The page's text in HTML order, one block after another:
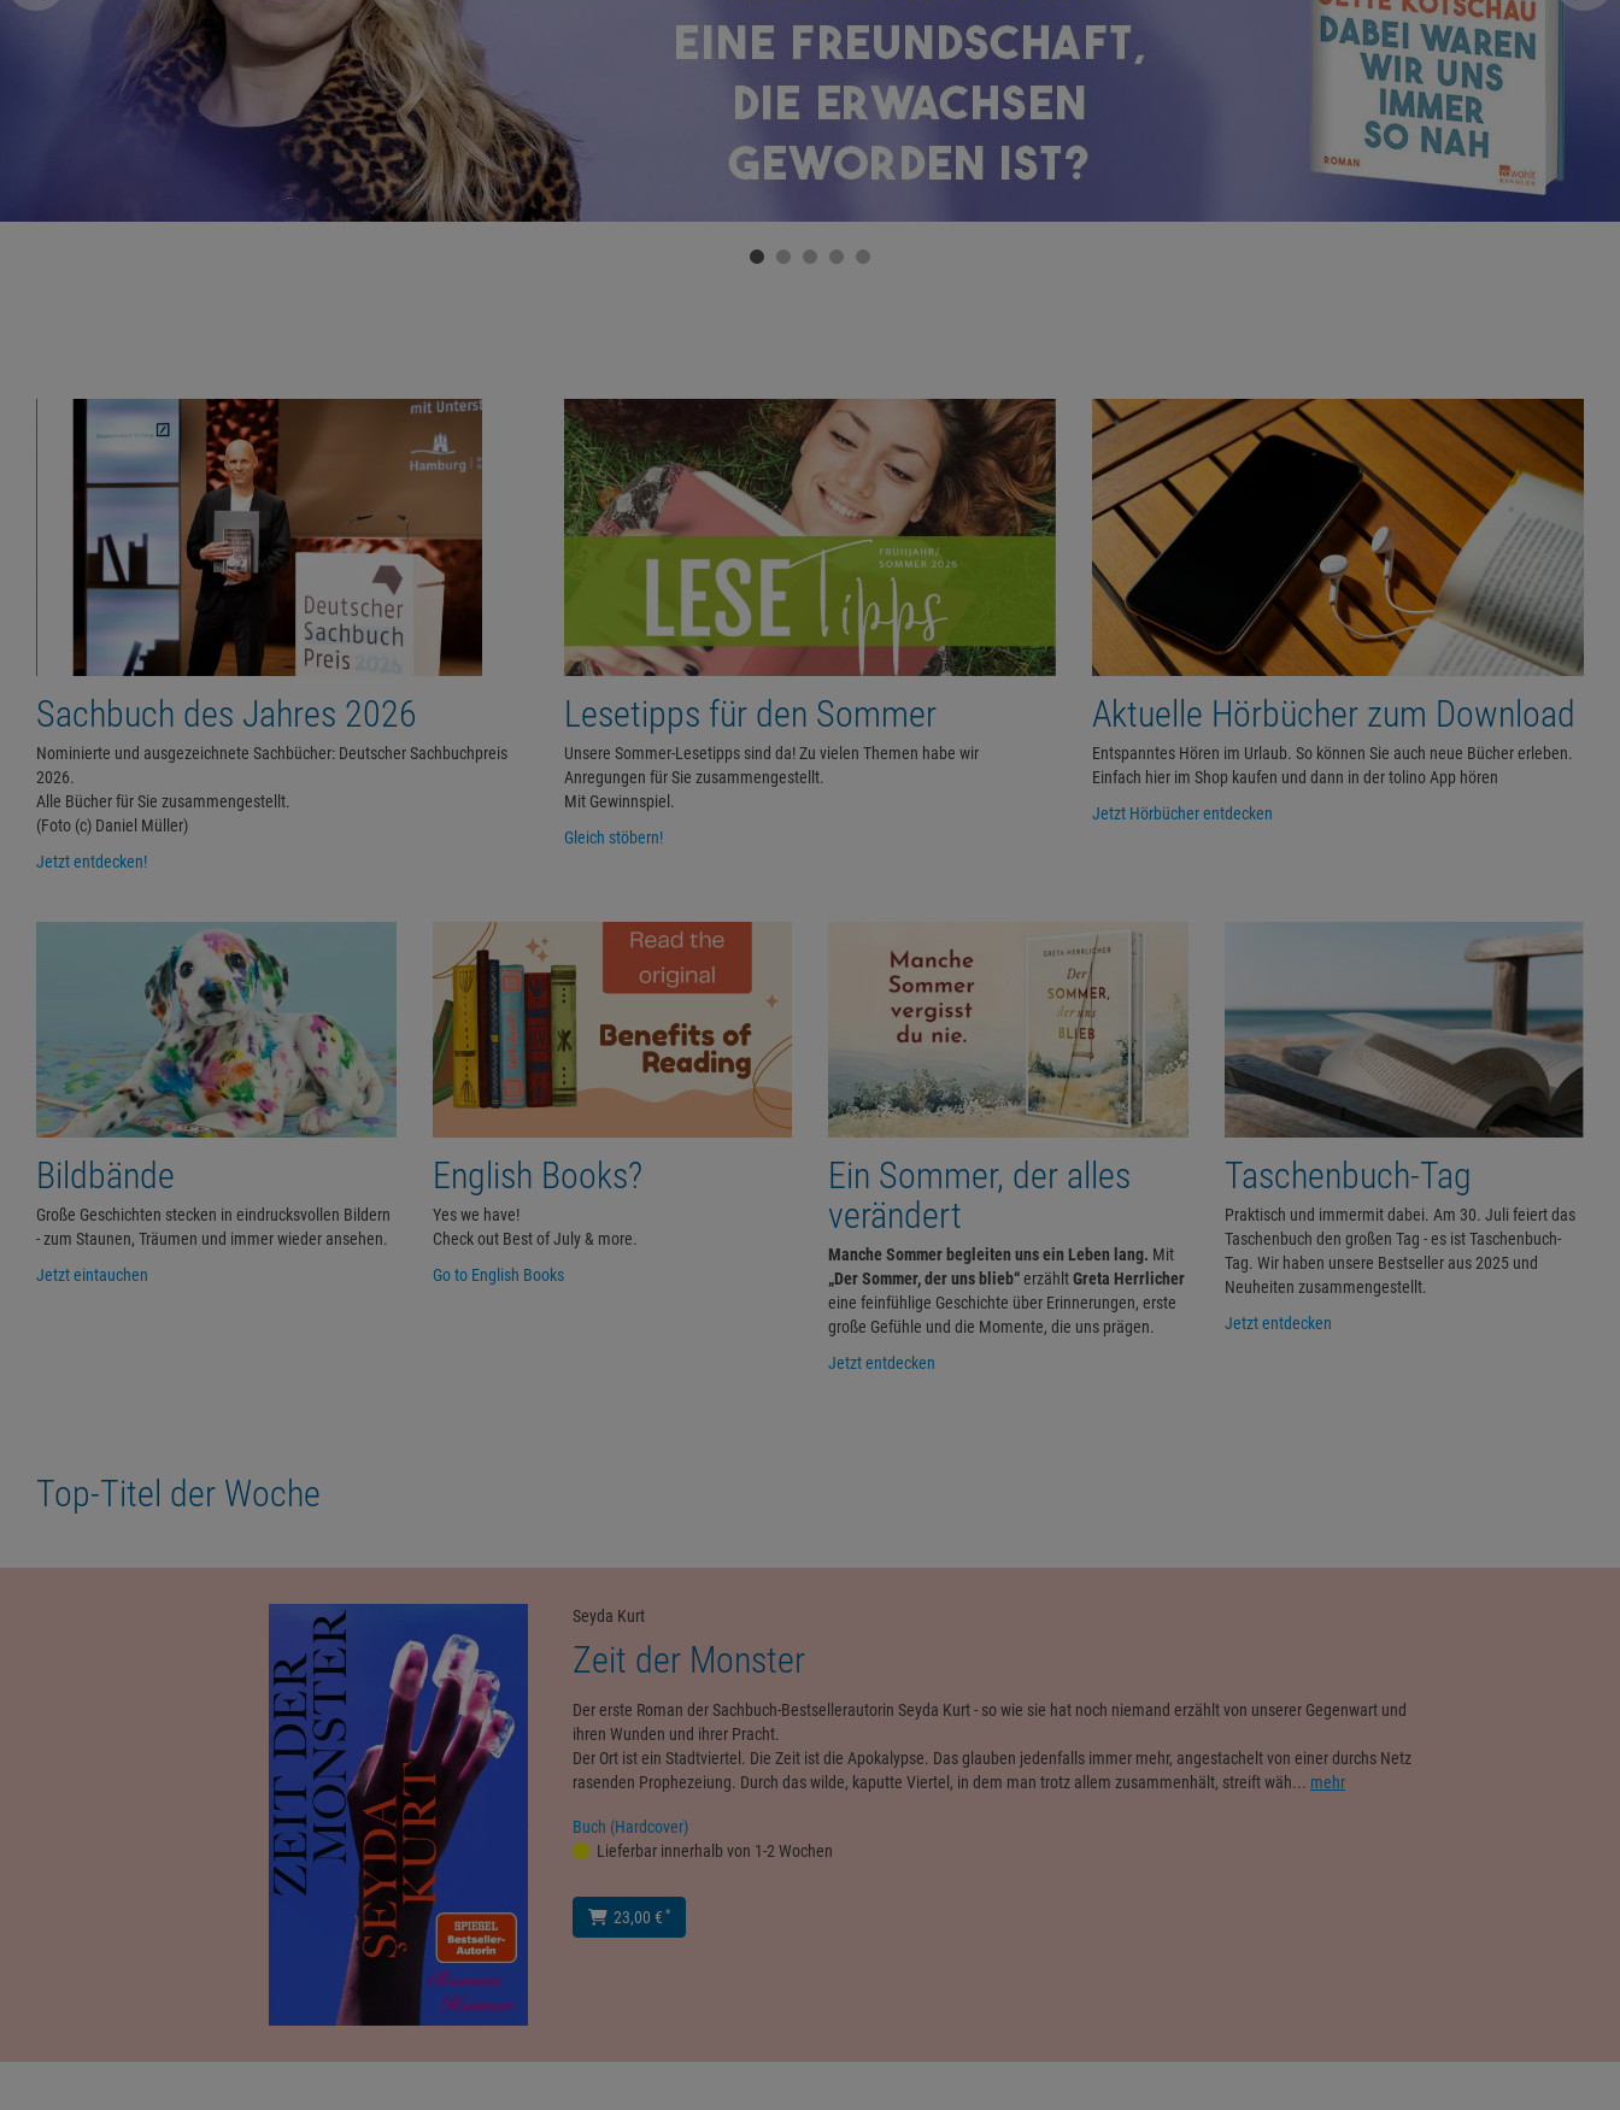
Sachbuch des Jahres 2026
Nominierte und ausgezeichnete Sachbücher: Deutscher Sachbuchpreis
2026.
Alle Bücher für Sie zusammengestellt.
(Foto (c) Daniel Müller)
Jetzt entdecken!
Lesetipps für den Sommer
Unsere Sommer-Lesetipps sind da! Zu vielen Themen habe wir
Anregungen für Sie zusammengestellt.
Mit Gewinnspiel.
Gleich stöbern!
Aktuelle Hörbücher zum Download
Entspanntes Hören im Urlaub. So können Sie auch neue Bücher erleben.
Einfach hier im Shop kaufen und dann in der tolino App hören
Jetzt Hörbücher entdecken
Bildbände
Große Geschichten stecken in eindrucksvollen Bildern
- zum Staunen, Träumen und immer wieder ansehen.
Jetzt eintauchen
English Books?
Yes we have!
Check out Best of July & more.
Go to English Books
Ein Sommer, der alles
verändert
Manche Sommer begleiten uns ein Leben lang. Mit
„Der Sommer, der uns blieb“erzähltGreta Herrlicher
eine feinfühlige Geschichte über Erinnerungen, erste
große Gefühle und die Momente, die uns prägen.
Jetzt entdecken
Taschenbuch-Tag
Praktisch und immermit dabei. Am 30. Juli feiert das
Taschenbuch den großen Tag - es ist Taschenbuch-
Tag. Wir haben unsere Bestseller aus 2025 und
Neuheiten zusammengestellt.
Jetzt entdecken
Top-Titel der Woche
Seyda Kurt
Zeit der Monster
Der erste Roman der Sachbuch-Bestsellerautorin Seyda Kurt - so wie sie hat noch niemand erzählt von unserer Gegenwart und
ihren Wunden und ihrer Pracht.
Der Ort ist ein Stadtviertel. Die Zeit ist die Apokalypse. Das glauben jedenfalls immer mehr, angestachelt von einer durchs Netz
rasenden Prophezeiung. Durch das wilde, kaputte Viertel, in dem man trotz allem zusammenhält, streift wäh... mehr
Buch (Hardcover)
Lieferbar innerhalb von 1-2 Wochen
23,00 € *